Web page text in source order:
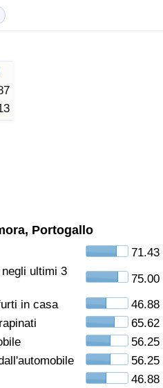
Portogallo
71.43
ultimi 3
75.00
in casa
46.88
65.62
56.25
56.25
46.88
(corrente)
Nazione
(Corrente)
per Nazione
(Corrente)
per Paese
(Corrente)
(Corrente)